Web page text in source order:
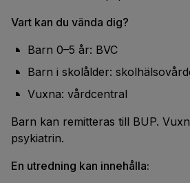
Vart kan du vända dig?
Barn 0–5 år: BVC
Barn i skolålder:
Vuxna: vårdcentral
Barn kan remitteras till BUP.
psykiatrin.
En utredning kan innehålla: